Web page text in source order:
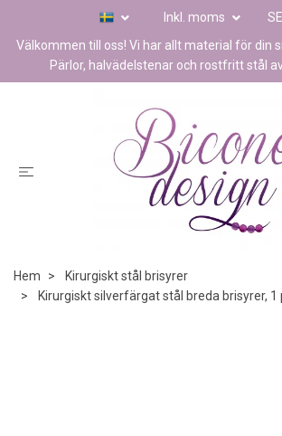
Inkl. moms
Välkommen till oss! Vi har allt material för din
Pärlor, halvädelstenar och rostfritt stål
Hem
Kirurgiskt stål brisyrer
Kirurgiskt silverfärgat stål breda brisyrer, 1